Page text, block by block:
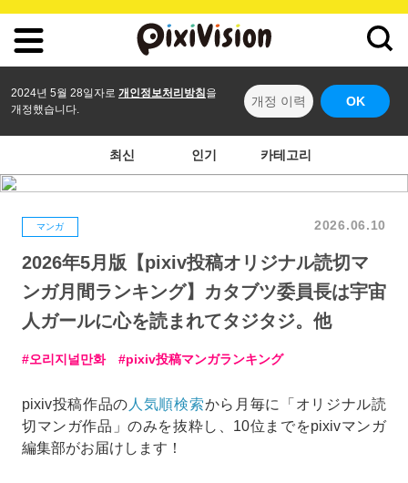
2024년 5월 28일자로 개인정보처리방침 을
개정했습니다.
개정 이력 OK
최신 인기 카테고리
マンガ 2026.06.10
2026年5月版【pixiv投稿オリジナル読切マ
ンガ月間ランキング】カタブツ委員長は宇宙
人ガールに心を読まれてタジタジ。他
오리지널만화 pixiv投稿マンガランキング
pixiv投稿作品の 人気順検索から月毎に「オリジナル読
切マンガ作品」のみを抜粋し、10位までをpixivマンガ
編集部がお届けします！